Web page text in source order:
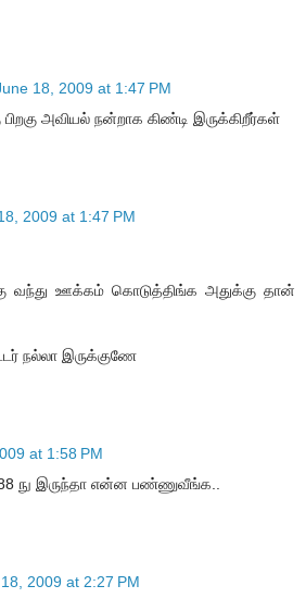
18, 2009 at 1:47 PM
அவியல் நன்றாக கிண்டி இருக்கிறீர்கள்
2009 at 1:47 PM
வந்து ஊக்கம் கொடுத்திங்க அதுக்கு தான்
நல்லா இருக்குணே
at 1:58 PM
நு இருந்தா என்ன பண்ணுவீங்க..
2009 at 2:27 PM